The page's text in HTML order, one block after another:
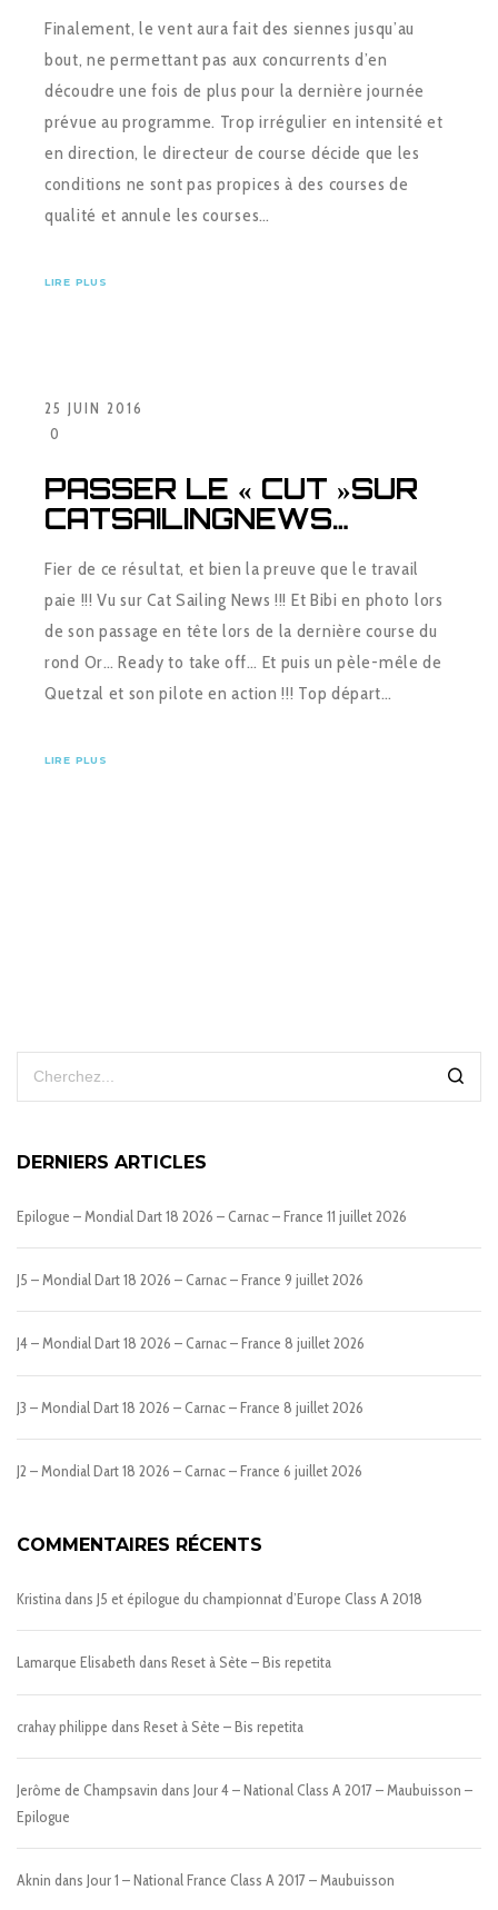
Finalement, le vent aura fait des siennes jusqu’au
bout, ne permettant pas aux concurrents d’en
découdre une fois de plus pour la dernière journée
prévue au programme. Trop irrégulier en intensité et
en direction, le directeur de course décide que les
conditions ne sont pas propices à des courses de
qualité et annule les courses…
LIRE PLUS
25 JUIN 2016
0
PASSER LE « CUT »SUR
CATSAILINGNEWS…
Fier de ce résultat, et bien la preuve que le travail
paie !!! Vu sur Cat Sailing News !!! Et Bibi en photo lors
de son passage en tête lors de la dernière course du
rond Or… Ready to take off… Et puis un pèle-mêle de
Quetzal et son pilote en action !!! Top départ…
LIRE PLUS
DERNIERS ARTICLES
Epilogue – Mondial Dart 18 2026 – Carnac – France 11 juillet 2026
J5 – Mondial Dart 18 2026 – Carnac – France 9 juillet 2026
J4 – Mondial Dart 18 2026 – Carnac – France 8 juillet 2026
J3 – Mondial Dart 18 2026 – Carnac – France 8 juillet 2026
J2 – Mondial Dart 18 2026 – Carnac – France 6 juillet 2026
COMMENTAIRES RÉCENTS
Kristinadans J5 et épilogue du championnat d’Europe Class A 2018
Lamarque Elisabeth dans Reset à Sète – Bis repetita
crahay philippe dans Reset à Sète – Bis repetita
Jerôme de Champsavin dans Jour 4 – National Class A 2017 – Maubuisson –
Epilogue
Aknin dans Jour 1 – National France Class A 2017 – Maubuisson